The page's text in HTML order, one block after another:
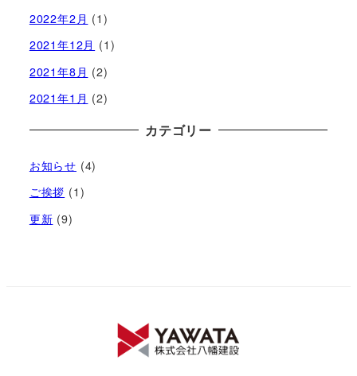
2022年2月 (1)
2021年12月 (1)
2021年8月 (2)
2021年1月 (2)
カテゴリー
お知らせ (4)
ご挨拶 (1)
更新 (9)